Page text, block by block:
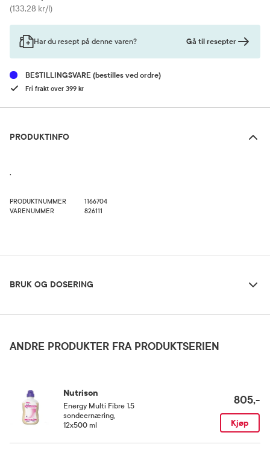
Pris
(133,28 kr/l)
Har du resept på denne varen? Gå til resepter
BESTILLINGSVARE(bestilles ved ordre)
Fri frakt over 399 kr
PRODUKTINFO
.
PRODUKTNUMMER
1166704
VARENUMMER
826111
BRUK OG DOSERING
Rom (15-25 grader)
ANDRE PRODUKTER FRA PRODUKTSERIEN
Nutrison
Energy Multi Fibre 1.5
sondeernæring
12x500 ml
805,-
Kjøp